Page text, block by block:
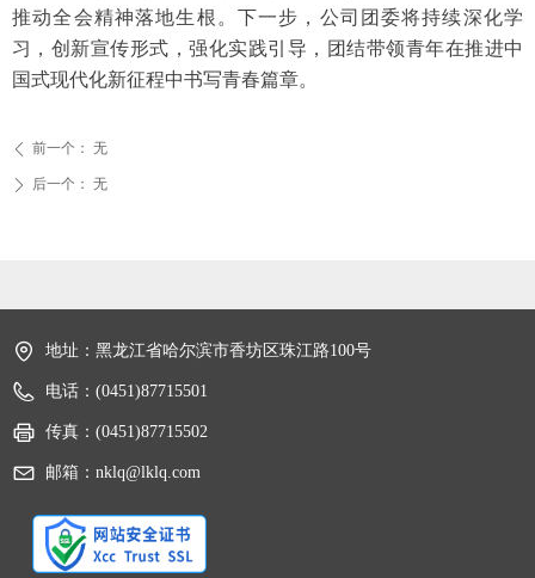
推动全会精神落地生根。下一步，公司团委将持续深化学
习，创新宣传形式，强化实践引导，团结带领青年在推进中
国式现代化新征程中书写青春篇章。
ꄴ 前一个： 无
ꄲ 后一个： 无
地址： 黑龙江省哈尔滨市香坊区珠江路100号
电话： (0451)87715501
传真： (0451)87715502
邮箱： nklq@lklq.com